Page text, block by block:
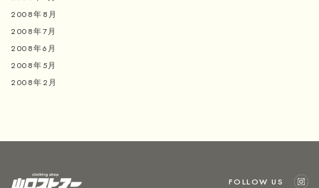
2008年8月
2008年7月
2008年6月
2008年5月
2008年2月
FOLLOW US